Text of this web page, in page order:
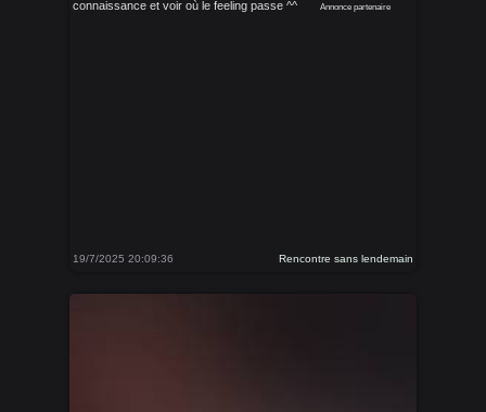
connaissance et voir où le feeling passe ^^
Annonce partenaire
19/7/2025 20:09:36 Rencontre sans lendemain